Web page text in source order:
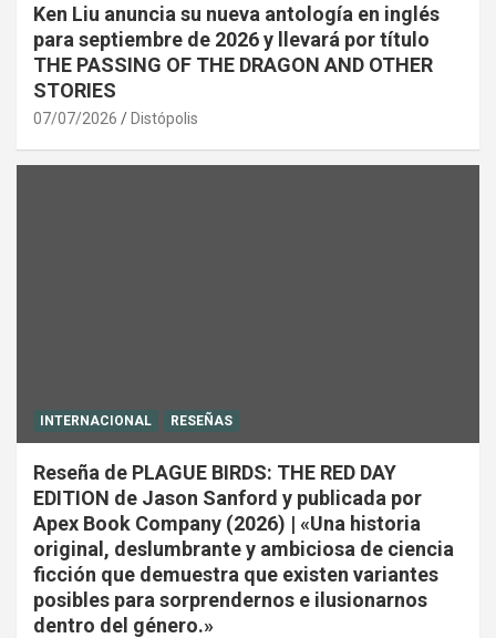
Ken Liu anuncia su nueva antología en inglés
para septiembre de 2026 y llevará por título
THE PASSING OF THE DRAGON AND OTHER
STORIES
07/07/2026 Distópolis
INTERNACIONAL RESEÑAS
Reseña de PLAGUE BIRDS: THE RED DAY
EDITION de Jason Sanford y publicada por
Apex Book Company (2026) | «Una historia
original, deslumbrante y ambiciosa de ciencia
ficción que demuestra que existen variantes
posibles para sorprendernos e ilusionarnos
dentro del género.»